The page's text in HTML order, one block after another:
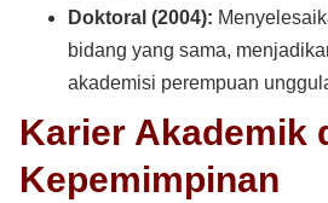
Doktoral (2004):
bidang yang sama,
akademisi perempuan
Karier Akademik
Kepemimpinan